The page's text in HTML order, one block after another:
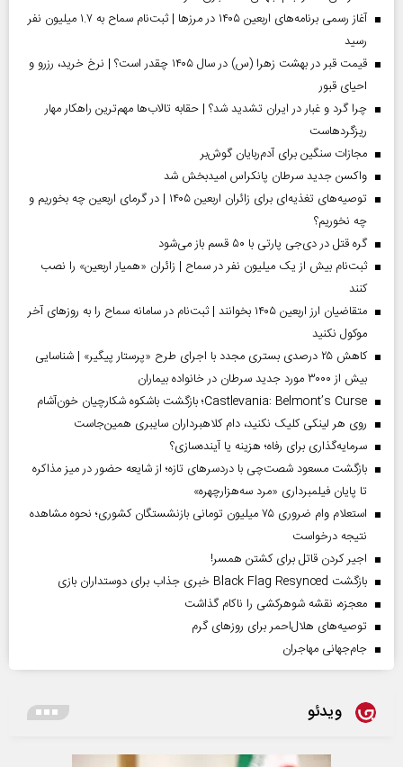
آغاز رسمی برنامه‌های اربعین ۱۴۰۵ در مرز‌ها | ثبت‌نام سماح به ۱.۷ میلیون نفر
رسید
قیمت قبر در بهشت زهرا (س) در سال ۱۴۰۵ چقدر است؟ | نرخ خرید، رزرو و
احیای قبور
چرا گرد و غبار در ایران تشدید شد؟ | حقابه تالاب‌ها مهم‌ترین راهکار مهار
ریزگردهاست
مجازات سنگین برای آدم‌ربایان گوش‌بر
واکسن جدید سرطان پانکراس امیدبخش شد
توصیه‌های تغذیه‌ای برای زائران اربعین ۱۴۰۵ | در گرمای اربعین چه بخوریم و
چه نخوریم؟
گره قتل در دی‌جی پارتی با ۵۰ قسم باز می‌شود
ثبت‌نام بیش از یک میلیون نفر در سماح | زائران «همیار اربعین» را نصب
کنند
متقاضیان ارز اربعین ۱۴۰۵ بخوانند | ثبت‌نام در سامانه سماح را به روز‌های آخر
موکول نکنید
کاهش ۲۵ درصدی بستری مجدد با اجرای طرح «پرستار پیگیر» | شناسایی
بیش از ۳۰۰۰ مورد جدید سرطان در خانواده بیماران
Castlevania: Belmont’s Curse؛ بازگشت باشکوه شکارچیان خون‌آشام
روی هر لینکی کلیک نکنید، دام کلاهبرداران سایبری همین‌جاست
سرمایه‌گذاری برای رفاه؛ هزینه یا آینده‌سازی؟
بازگشت مسعود شصت‌چی با دردسر‌های تازه؛ از شایعه حضور در میز مذاکره
تا پایان فیلمبرداری «مرد سه‌هزارچهره»
استعلام وام ضروری ۷۵ میلیون تومانی بازنشستگان کشوری؛ نحوه مشاهده
نتیجه درخواست
اجیر کردن قاتل برای کشتن همسر!
بازگشت Black Flag Resynced خبری جذاب برای دوستداران بازی
معجزه، نقشه شوهرکشی را ناکام گذاشت
توصیه‌های هلال‌احمر برای روز‌های گرم
جام‌جهانی مهاجران
ویدئو